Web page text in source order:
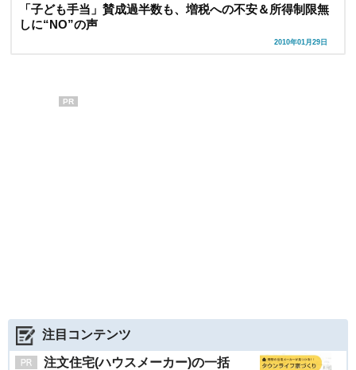
「子ども手当」賛成過半数も、増税への不安＆所得制限無
しに“NO”の声
2010年01月29日
PR
注目コンテンツ
注文住宅(ハウスメーカー)の一括